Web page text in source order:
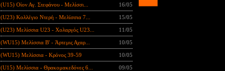
(U15) Οίον Αγ. Στεφάνου - Μελίσσι... 16/05
(U23) Κολλέγιο Ντερή - Μελίσσια 7... 15/05
(U23) Μελίσσια U23 - Χολαργός U23... 11/05
(WU15) Μελίσσια B' - Άρτεμις Αχαρ... 10/05
(WU15) Μελίσσια - Κρόνος 39-59 10/05
(U15) Μελίσσια - Θρακομακεδόνες 6... 09/05